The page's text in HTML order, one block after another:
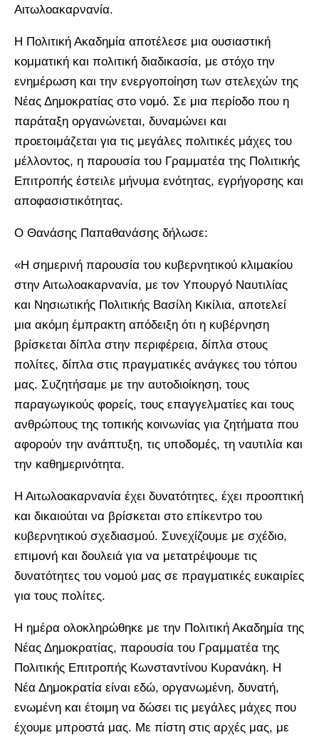
Αιτωλοακαρνανία.
Η Πολιτική Ακαδημία αποτέλεσε μια ουσιαστική
κομματική και πολιτική διαδικασία, με στόχο την
ενημέρωση και την ενεργοποίηση των στελεχών της
Νέας Δημοκρατίας στο νομό. Σε μια περίοδο που η
παράταξη οργανώνεται, δυναμώνει και
προετοιμάζεται για τις μεγάλες πολιτικές μάχες του
μέλλοντος, η παρουσία του Γραμματέα της Πολιτικής
Επιτροπής έστειλε μήνυμα ενότητας, εγρήγορσης και
αποφασιστικότητας.
Ο Θανάσης Παπαθανάσης δήλωσε:
«Η σημερινή παρουσία του κυβερνητικού κλιμακίου
στην Αιτωλοακαρνανία, με τον Υπουργό Ναυτιλίας
και Νησιωτικής Πολιτικής Βασίλη Κικίλια, αποτελεί
μια ακόμη έμπρακτη απόδειξη ότι η κυβέρνηση
βρίσκεται δίπλα στην περιφέρεια, δίπλα στους
πολίτες, δίπλα στις πραγματικές ανάγκες του τόπου
μας. Συζητήσαμε με την αυτοδιοίκηση, τους
παραγωγικούς φορείς, τους επαγγελματίες και τους
ανθρώπους της τοπικής κοινωνίας για ζητήματα που
αφορούν την ανάπτυξη, τις υποδομές, τη ναυτιλία και
την καθημερινότητα.
Η Αιτωλοακαρνανία έχει δυνατότητες, έχει προοπτική
και δικαιούται να βρίσκεται στο επίκεντρο του
κυβερνητικού σχεδιασμού. Συνεχίζουμε με σχέδιο,
επιμονή και δουλειά για να μετατρέψουμε τις
δυνατότητες του νομού μας σε πραγματικές ευκαιρίες
για τους πολίτες.
Η ημέρα ολοκληρώθηκε με την Πολιτική Ακαδημία της
Νέας Δημοκρατίας, παρουσία του Γραμματέα της
Πολιτικής Επιτροπής Κωνσταντίνου Κυρανάκη. Η
Νέα Δημοκρατία είναι εδώ, οργανωμένη, δυνατή,
ενωμένη και έτοιμη να δώσει τις μεγάλες μάχες που
έχουμε μπροστά μας. Με πίστη στις αρχές μας, με